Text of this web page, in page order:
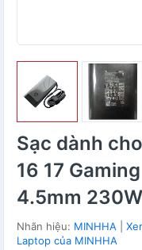
Sạc dành
16 17
4.5mm
Nhãn hiệu: MINHHA
Laptop của MINHHA